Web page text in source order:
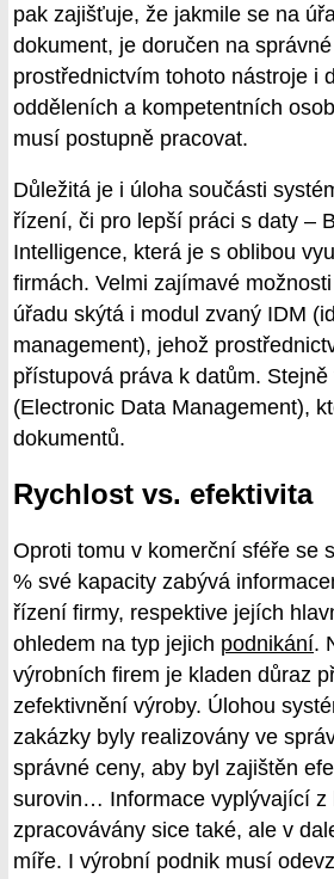
pak zajišťuje, že jakmile se na
dokument, je doručen na
prostřednictvím tohoto nástroje i
odděleních a kompetentních
musí postupně pracovat.
Důležitá je i úloha součásti
řízení, či pro lepší práci s daty –
Intelligence, která je s oblibou
firmách. Velmi zajímavé
úřadu skýtá i modul zvaný IDM
management), jehož
přístupová práva k datům. Stejně
(Electronic Data Management),
dokumentů.
Rychlost vs. efektivita
Oproti tomu v komerční sféře se
% své kapacity zabývá
řízení firmy, respektive jejích
ohledem na typ jejich podnikání.
výrobních firem je kladen důraz
zefektivnění výroby. Úlohou
zakázky byly realizovány ve
správné ceny, aby byl zajištěn
surovin… Informace vyplývající z
zpracovávány sice také, ale v
míře. I výrobní podnik musí